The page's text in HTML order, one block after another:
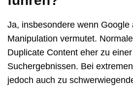
Ja, insbesondere wenn Google
Manipulation vermutet.
Duplicate Content eher zu
Suchergebnissen. Bei
jedoch auch zu